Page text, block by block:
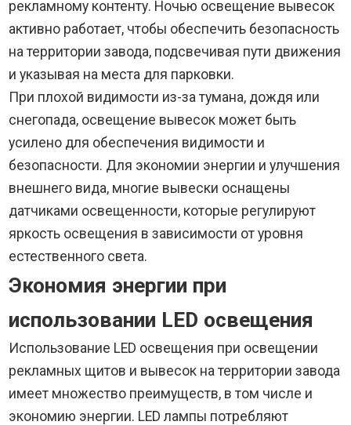
рекламному контенту. Ночью освещение вывесок
активно работает, чтобы обеспечить безопасность
на территории завода, подсвечивая пути движения
и указывая на места для парковки.
При плохой видимости из-за тумана, дождя или
снегопада, освещение вывесок может быть
усилено для обеспечения видимости и
безопасности. Для экономии энергии и улучшения
внешнего вида, многие вывески оснащены
датчиками освещенности, которые регулируют
яркость освещения в зависимости от уровня
естественного света.
Экономия энергии при
использовании LED освещения
Использование LED освещения при освещении
рекламных щитов и вывесок на территории завода
имеет множество преимуществ, в том числе и
экономию энергии. LED лампы потребляют